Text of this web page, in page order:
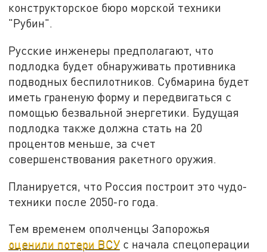
конструкторское бюро морской техники
"Рубин".
Русские инженеры предполагают, что
подлодка будет обнаруживать противника
подводных беспилотников. Субмарина будет
иметь граненую форму и передвигаться с
помощью безвальной энергетики. Будущая
подлодка также должна стать на 20
процентов меньше, за счет
совершенствования ракетного оружия.
Планируется, что Россия построит это чудо-
техники после 2050-го года.
Тем временем ополченцы Запорожья
оценили потери ВСУ с начала спецоперации